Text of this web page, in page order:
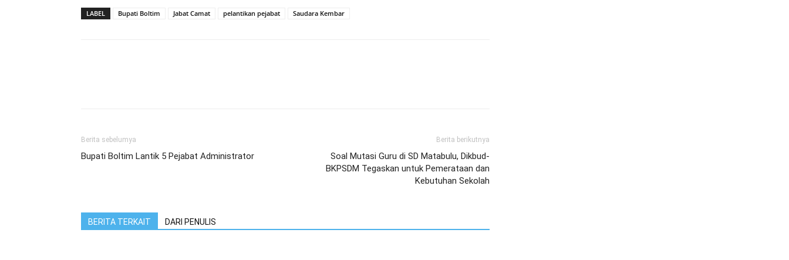
LABEL Bupati Boltim Jabat Camat pelantikan pejabat Saudara Kembar
Berita sebelumya
Bupati Boltim Lantik 5 Pejabat Administrator
Berita berikutnya
Soal Mutasi Guru di SD Matabulu, Dikbud-
BKPSDM Tegaskan untuk Pemerataan dan
Kebutuhan Sekolah
BERITA TERKAIT DARI PENULIS